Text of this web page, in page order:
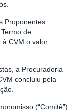
Proponentes
de
à CVM o valor
a Procuradoria
concluiu pela
(“Comitê”)